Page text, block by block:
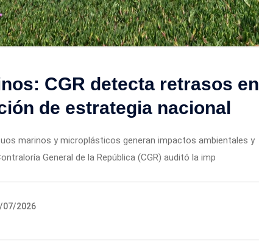
CGR detecta retrasos en
de estrategia nacional
marinos y microplásticos generan impactos ambientales y
General de la República (CGR) auditó la imp
07/2026